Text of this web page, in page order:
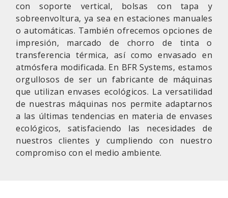
con soporte vertical, bolsas con tapa y
sobreenvoltura, ya sea en estaciones manuales
o automáticas. También ofrecemos opciones de
impresión, marcado de chorro de tinta o
transferencia térmica, así como envasado en
atmósfera modificada. En BFR Systems, estamos
orgullosos de ser un fabricante de máquinas
que utilizan envases ecológicos. La versatilidad
de nuestras máquinas nos permite adaptarnos
a las últimas tendencias en materia de envases
ecológicos, satisfaciendo las necesidades de
nuestros clientes y cumpliendo con nuestro
compromiso con el medio ambiente.